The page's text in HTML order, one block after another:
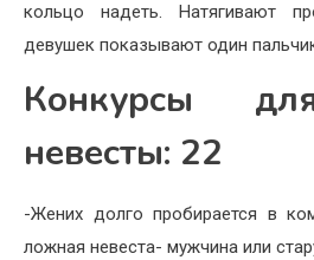
кольцо надеть. Натягивают
девушек показывают один
Конкурсы
невесты: 22
-Жених долго пробирается в
ложная невеста- мужчина или